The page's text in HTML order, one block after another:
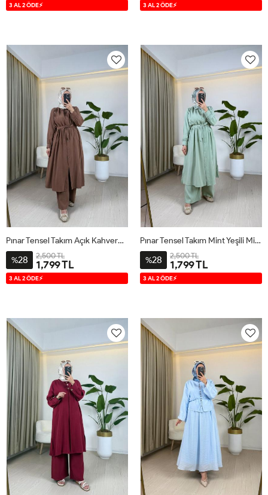
S
3 AL 2 ÖDE⚡ S
3 AL 2 ÖDE⚡
S
Pınar Tensel Takım Açık Kahverengi Sütlü Kahve
%28 2,500 TL
1,799 TL
3 AL 2 ÖDE⚡ S
Pınar Tensel Takım Mint Yeşili Mint Yeşili
%28 2,500 TL
1,799 TL
3 AL 2 ÖDE⚡